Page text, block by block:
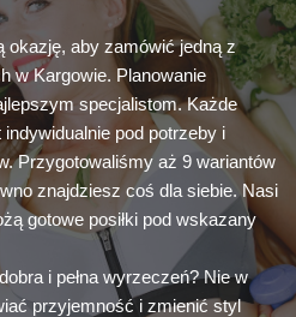
okazję, aby zamówić jedną z
w Kargowie. Planowanie
specjalistom. Każde
pod potrzeby i
Przygotowaliśmy aż 9 wariantów
znajdziesz coś dla siebie. Nasi
gotowe posiłki pod wskazany
i pełna wyrzeczeń? Nie w
przyjemność i zmienić styl